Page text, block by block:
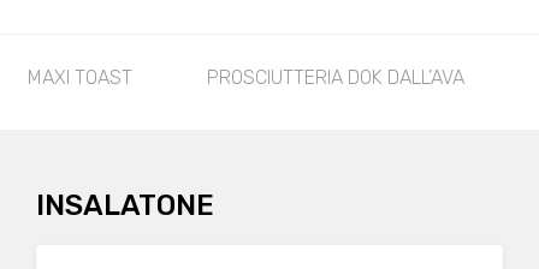
MAXI TOAST PROSCIUTTERIA DOK DALL’AVA
INSALATONE